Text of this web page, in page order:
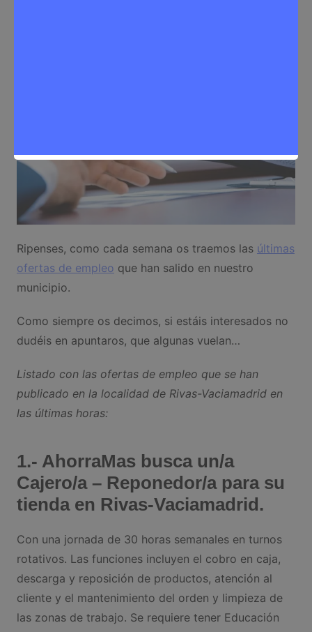
Ripenses, como cada semana os traemos las últimas
ofertas de empleo que han salido en nuestro
municipio.
Como siempre os decimos, si estáis interesados no
dudéis en apuntaros, que algunas vuelan…
Listado con las ofertas de empleo que se han
publicado en la localidad de Rivas-Vaciamadrid en
las últimas horas:
1.- AhorraMas busca un/a
Cajero/a – Reponedor/a para su
tienda en Rivas-Vaciamadrid.
Con una jornada de 30 horas semanales en turnos
rotativos. Las funciones incluyen el cobro en caja,
descarga y reposición de productos, atención al
cliente y el mantenimiento del orden y limpieza de
las zonas de trabajo. Se requiere tener Educación